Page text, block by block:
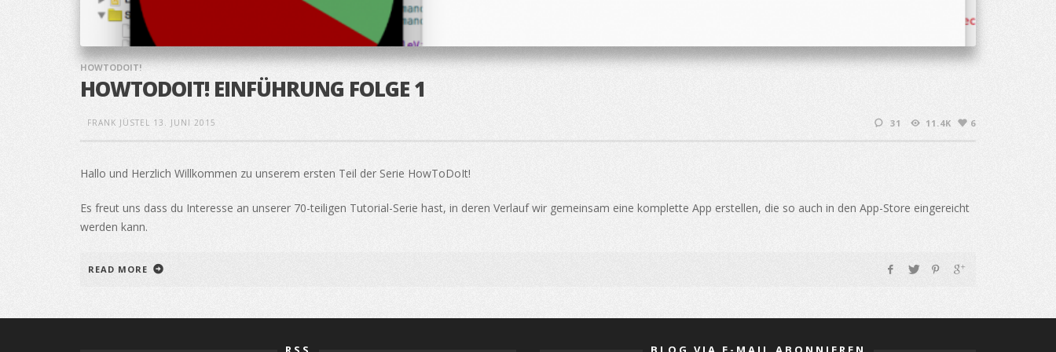
HOWTODOIT!
HOWTODOIT! EINFÜHRUNG FOLGE 1
FRANK JÜSTEL 13. JUNI 2015 31 11.4K 6
Hallo und Herzlich Willkommen zu unserem ersten Teil der Serie HowToDoIt!
Es freut uns dass du Interesse an unserer 70-teiligen Tutorial-Serie hast, in deren Verlauf wir gemeinsam eine komplette App erstellen, die so auch in den App-Store eingereicht
werden kann.
READ MORE